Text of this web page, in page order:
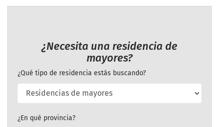
¿Necesita una residencia de
mayores?
¿Qué tipo de residencia estás buscando?
¿En qué provincia?